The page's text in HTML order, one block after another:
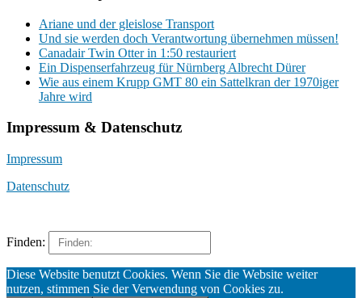
Ariane und der gleislose Transport
Und sie werden doch Verantwortung übernehmen müssen!
Canadair Twin Otter in 1:50 restauriert
Ein Dispenserfahrzeug für Nürnberg Albrecht Dürer
Wie aus einem Krupp GMT 80 ein Sattelkran der 1970iger
Jahre wird
Impressum & Datenschutz
Impressum
Datenschutz
Finden:
Diese Website benutzt Cookies. Wenn Sie die Website weiter
nutzen, stimmen Sie der Verwendung von Cookies zu.